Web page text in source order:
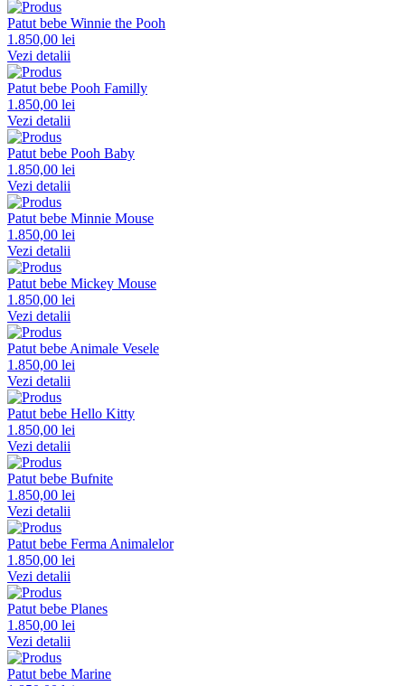
Patut bebe Winnie the Pooh
1.850,00 lei
Vezi detalii
Patut bebe Pooh Familly
1.850,00 lei
Vezi detalii
Patut bebe Pooh Baby
1.850,00 lei
Vezi detalii
Patut bebe Minnie Mouse
1.850,00 lei
Vezi detalii
Patut bebe Mickey Mouse
1.850,00 lei
Vezi detalii
Patut bebe Animale Vesele
1.850,00 lei
Vezi detalii
Patut bebe Hello Kitty
1.850,00 lei
Vezi detalii
Patut bebe Bufnite
1.850,00 lei
Vezi detalii
Patut bebe Ferma Animalelor
1.850,00 lei
Vezi detalii
Patut bebe Planes
1.850,00 lei
Vezi detalii
Patut bebe Marine